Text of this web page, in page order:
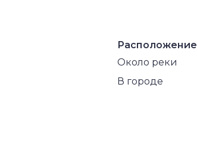
Расположение
Около реки
В городе